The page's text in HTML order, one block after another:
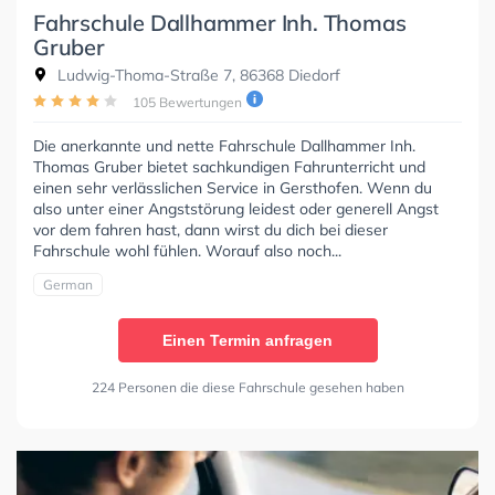
Fahrschule Dallhammer Inh. Thomas
Gruber
Ludwig-Thoma-Straße 7, 86368 Diedorf
105 Bewertungen
Die anerkannte und nette Fahrschule Dallhammer Inh.
Thomas Gruber bietet sachkundigen Fahrunterricht und
einen sehr verlässlichen Service in Gersthofen. Wenn du
also unter einer Angststörung leidest oder generell Angst
vor dem fahren hast, dann wirst du dich bei dieser
Fahrschule wohl fühlen. Worauf also noch...
German
Einen Termin anfragen
224 Personen die diese Fahrschule gesehen haben